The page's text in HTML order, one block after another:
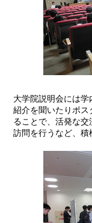
大学院説明会には
紹介を聞いたりポ
ることで、活発な
訪問を行うなど、積